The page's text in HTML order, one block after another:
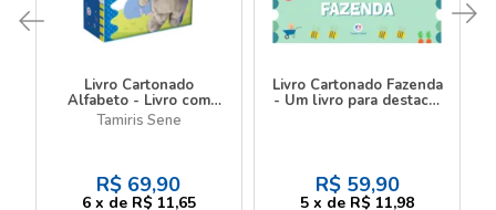
Livro Cartonado
Alfabeto - Livro com
pelúcia e quebra-
Tamiris Sene
R$ 69,90
6 x de R$ 11,65
Livro Cartonado Fazenda
- Um livro para destacar
R$ 59,90
5 x de R$ 11,98